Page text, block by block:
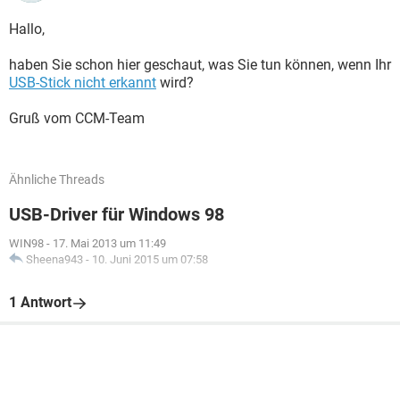
Hallo,
haben Sie schon hier geschaut, was Sie tun können, wenn Ihr
USB-Stick nicht erkannt wird?
Gruß vom CCM-Team
Ähnliche Threads
USB-Driver für Windows 98
WIN98 - 17. Mai 2013 um 11:49
Sheena943 - 10. Juni 2015 um 07:58
1 Antwort